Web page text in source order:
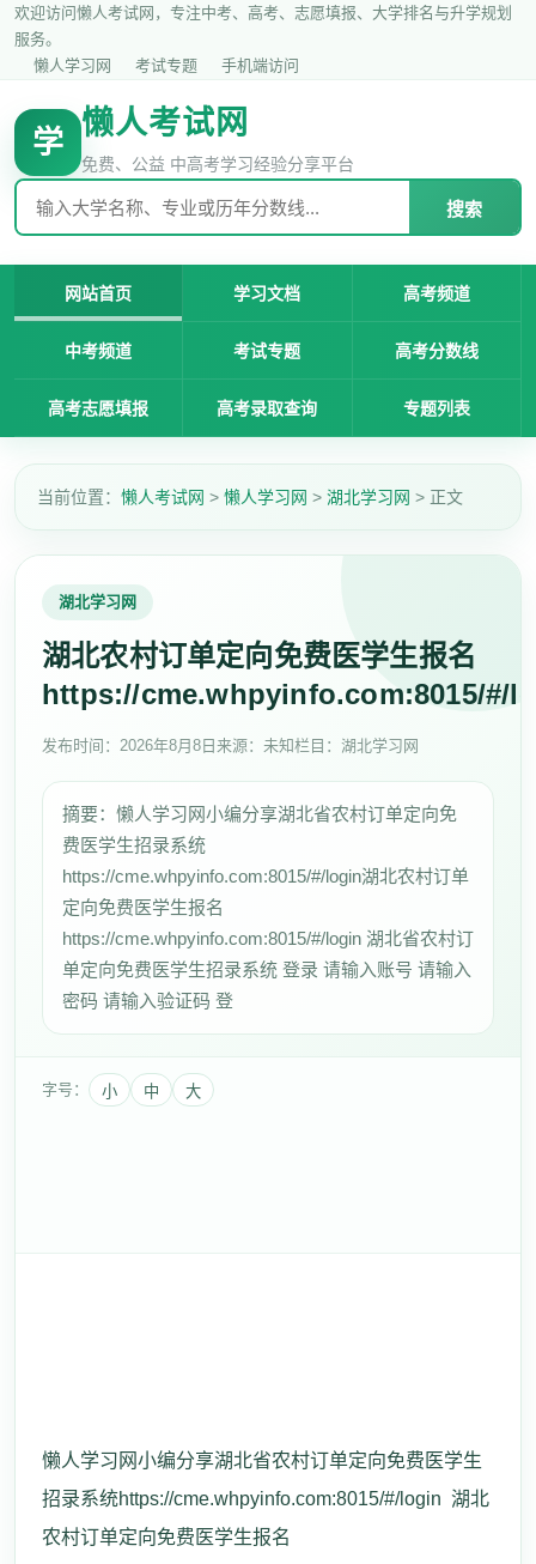
欢迎访问懒人考试网，专注中考、高考、志愿填报、大学排名与升学规划
服务。
懒人学习网
考试专题 手机端访问
学
懒人考试网
免费、公益 中高考学习经验分享平台
搜索
网站首页 学习文档 高考频道
中考频道 考试专题 高考分数线
高考志愿填报 高考录取查询 专题列表
当前位置： 懒人考试网 > 懒人学习网 > 湖北学习网 > 正文
湖北学习网
湖北农村订单定向免费医学生报名
https://cme.whpyinfo.com:8015/#/
发布时间： 2026年8月8日 来源：未知栏目：湖北学习网
摘要：懒人学习网小编分享湖北省农村订单定向免
费医学生招录系统
https://cme.whpyinfo.com:8015/#/login湖北农村订单
定向免费医学生报名
https://cme.whpyinfo.com:8015/#/login 湖北省农村订
单定向免费医学生招录系统 登录 请输入账号 请输入
密码 请输入验证码 登
字号： 小 中 大
懒人学习网小编分享湖北省农村订单定向免费医学生
招录系统https://cme.whpyinfo.com:8015/#/login 湖北
农村订单定向免费医学生报名